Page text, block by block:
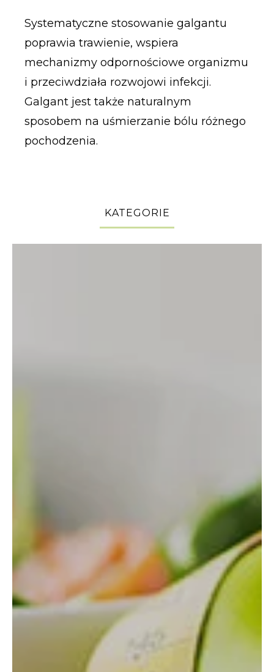
Systematyczne stosowanie galgantu
poprawia trawienie, wspiera
mechanizmy odpornościowe organizmu
i przeciwdziała rozwojowi infekcji.
Galgant jest także naturalnym
sposobem na uśmierzanie bólu różnego
pochodzenia.
KATEGORIE